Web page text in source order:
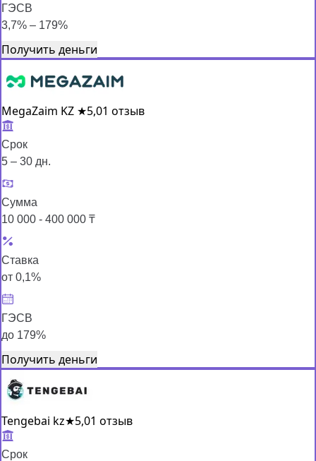
ГЭСВ
3,7% – 179%
Получить деньги
MegaZaim KZ ★5,01 отзыв
Срок
5 – 30 дн.
Сумма
10 000 - 400 000 ₸
Ставка
от 0,1%
ГЭСВ
до 179%
Получить деньги
Tengebai kz★5,01 отзыв
Срок